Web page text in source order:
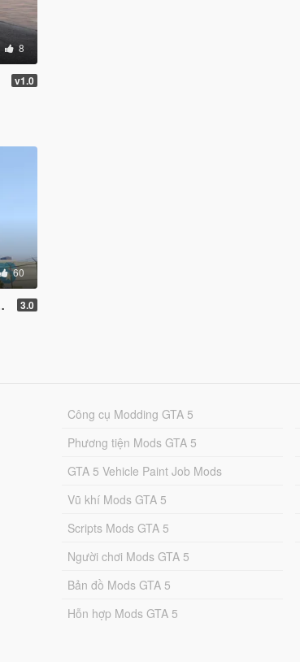
8
v1.0
60
3.0
Công cụ Modding GTA 5
Phương tiện Mods GTA 5
GTA 5 Vehicle Paint Job Mods
Vũ khí Mods GTA 5
Scripts Mods GTA 5
Người chơi Mods GTA 5
Bản đồ Mods GTA 5
Hỗn hợp Mods GTA 5